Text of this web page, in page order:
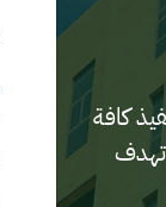
كافة
تهدف